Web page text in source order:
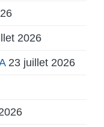
2026
23 juillet 2026